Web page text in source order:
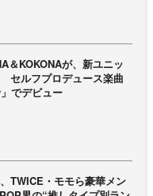
＆KOKONAが、新ユニッ
セルフプロデュース楽曲
でデビュー
TWICE・モモら豪華メン